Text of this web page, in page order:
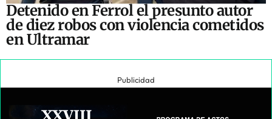
Detenido en Ferrol el presunto autor
de diez robos con violencia cometidos
en Ultramar
Publicidad